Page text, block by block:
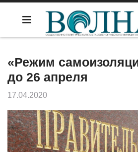
«Режим
до 26 апреля
17.04.2020